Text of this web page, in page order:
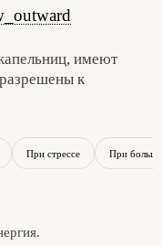
имеют
к
При стрессе При